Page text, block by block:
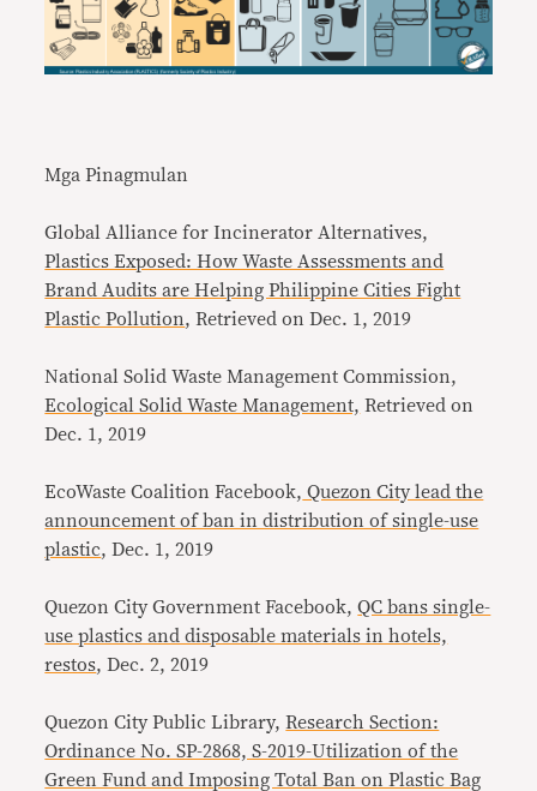
Mga Pinagmulan
Global Alliance for Incinerator Alternatives,
Plastics Exposed: How Waste Assessments and
Brand Audits are Helping Philippine Cities Fight
Plastic Pollution, Retrieved on Dec. 1, 2019
National Solid Waste Management Commission,
Ecological Solid Waste Management, Retrieved on
Dec. 1, 2019
EcoWaste Coalition Facebook, Quezon City lead the
announcement of ban in distribution of single-use
plastic, Dec. 1, 2019
Quezon City Government Facebook,QC bans single-
use plastics and disposable materials in hotels,
restos, Dec. 2, 2019
Quezon City Public Library,Research Section:
Ordinance No. SP-2868, S-2019-Utilization of the
Green Fund and Imposing Total Ban on Plastic Bag